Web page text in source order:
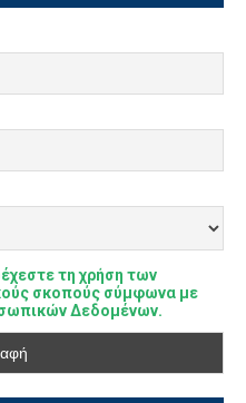
τη χρήση των
σκοπούς σύμφωνα με
Δεδομένων.